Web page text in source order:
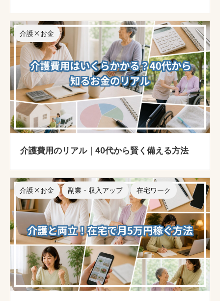
介護×お金
介護費用のリアル｜40代から賢く備える方法
介護×お金 副業・収入アップ 在宅ワーク